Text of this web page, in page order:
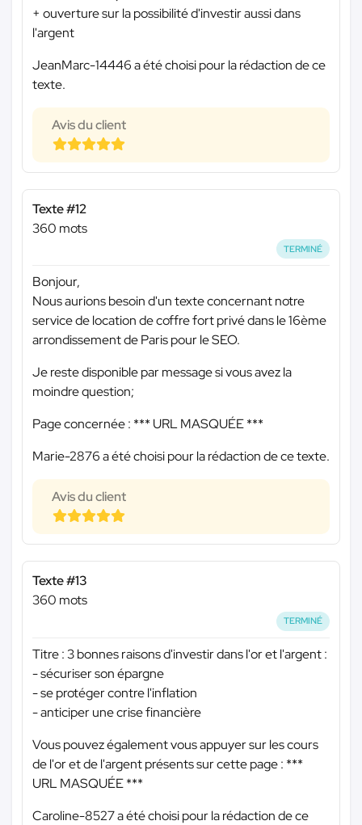
+ ouverture sur la possibilité d'investir aussi dans
l'argent
JeanMarc-14446 a été choisi pour la rédaction de ce
texte.
Avis du client
Texte #12
360 mots
TERMINÉ
Bonjour,
Nous aurions besoin d'un texte concernant notre
service de location de coffre fort privé dans le 16ème
arrondissement de Paris pour le SEO.
Je reste disponible par message si vous avez la
moindre question;
Page concernée : *** URL MASQUÉE ***
Marie-2876 a été choisi pour la rédaction de ce texte.
Avis du client
Texte #13
360 mots
TERMINÉ
Titre : 3 bonnes raisons d'investir dans l'or et l'argent :
- sécuriser son épargne
- se protéger contre l'inflation
- anticiper une crise financière
Vous pouvez également vous appuyer sur les cours
de l'or et de l'argent présents sur cette page : ***
URL MASQUÉE ***
Caroline-8527 a été choisi pour la rédaction de ce